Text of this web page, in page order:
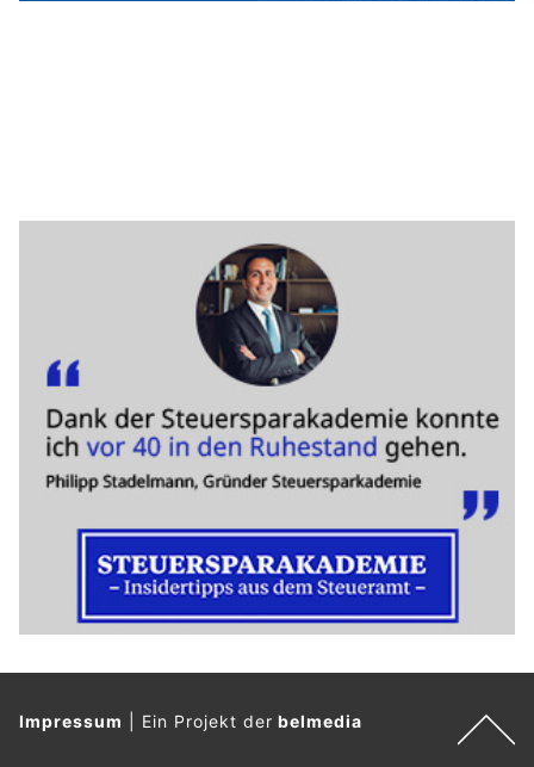
Impressum Ein Projekt derbelmedia